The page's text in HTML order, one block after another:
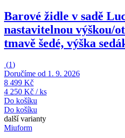
Barové židle v sadě
nastavitelnou výškou/
tmavě šedé, výška
(1)
Doručíme od 1. 9. 2026
8 499 Kč
4 250 Kč / ks
Do košíku
Do košíku
další varianty
Miuform